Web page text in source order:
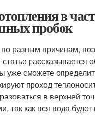
в
пробок
разным причинам,
статье
уже сможете
проход
в верхней
так как вся вода